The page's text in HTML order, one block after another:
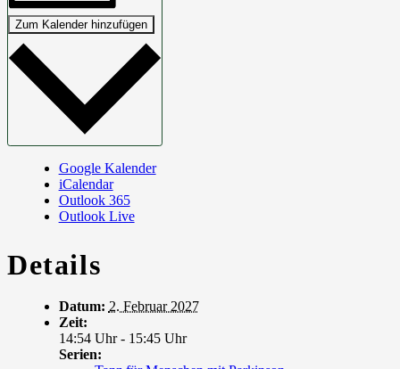
Zum Kalender hinzufügen
Google Kalender
iCalendar
Outlook 365
Outlook Live
Details
Datum: 2. Februar 2027
Zeit:
14:54 Uhr - 15:45 Uhr
Serien: